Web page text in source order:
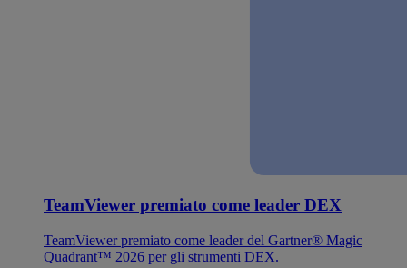
TeamViewer premiato come leader DEX
TeamViewer premiato come leader del Gartner® Magic
Quadrant™ 2026 per gli strumenti DEX.